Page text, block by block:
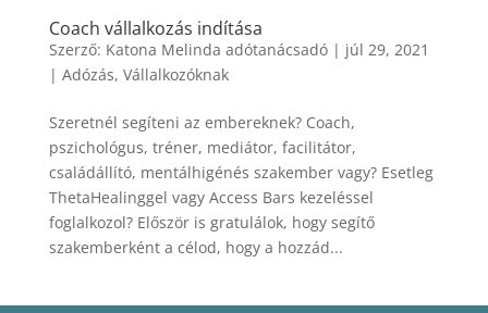
Coach vállalkozás indítása
Szerző: Katona Melinda adótanácsadó| júl 29, 2021
| Adózás, Vállalkozóknak
Szeretnél segíteni az embereknek? Coach,
pszichológus, tréner, mediátor, facilitátor,
családállító, mentálhigénés szakember vagy? Esetleg
ThetaHealinggel vagy Access Bars kezeléssel
foglalkozol? Először is gratulálok, hogy segítő
szakemberként a célod, hogy a hozzád...